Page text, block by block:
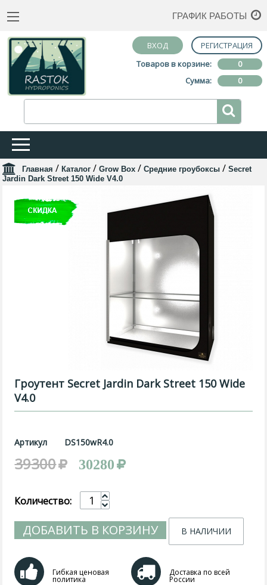
ГРАФИК РАБОТЫ
ВХОД
РЕГИСТРАЦИЯ
Товаров в корзине:
0
Сумма:
0
Главная / Каталог / Grow Box / Средние гроубоксы / Secret
Jardin Dark Street 150 Wide V4.0
Гроутент Secret Jardin Dark Street 150 Wide
V4.0
Артикул DS150wR4.0
39300 30280
Количество:
ДОБАВИТЬ В КОРЗИНУ В НАЛИЧИИ
Гибкая ценовая
политика
Доставка по всей
России